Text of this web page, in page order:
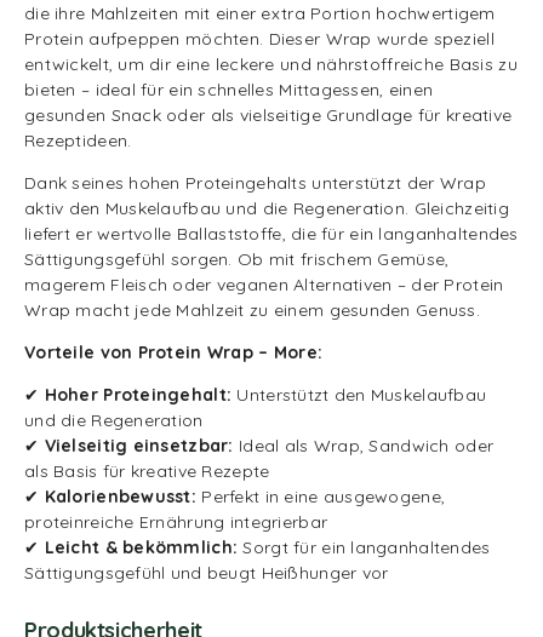
die ihre Mahlzeiten mit einer extra Portion hochwertigem
Protein aufpeppen möchten. Dieser Wrap wurde speziell
entwickelt, um dir eine leckere und nährstoffreiche Basis zu
bieten – ideal für ein schnelles Mittagessen, einen
gesunden Snack oder als vielseitige Grundlage für kreative
Rezeptideen.
Dank seines hohen Proteingehalts unterstützt der Wrap
aktiv den Muskelaufbau und die Regeneration. Gleichzeitig
liefert er wertvolle Ballaststoffe, die für ein langanhaltendes
Sättigungsgefühl sorgen. Ob mit frischem Gemüse,
magerem Fleisch oder veganen Alternativen – der Protein
Wrap macht jede Mahlzeit zu einem gesunden Genuss.
Vorteile von Protein Wrap – More:
✔ Hoher Proteingehalt: Unterstützt den Muskelaufbau
und die Regeneration
✔ Vielseitig einsetzbar: Ideal als Wrap, Sandwich oder
als Basis für kreative Rezepte
✔ Kalorienbewusst: Perfekt in eine ausgewogene,
proteinreiche Ernährung integrierbar
✔ Leicht & bekömmlich: Sorgt für ein langanhaltendes
Sättigungsgefühl und beugt Heißhunger vor
Produktsicherheit